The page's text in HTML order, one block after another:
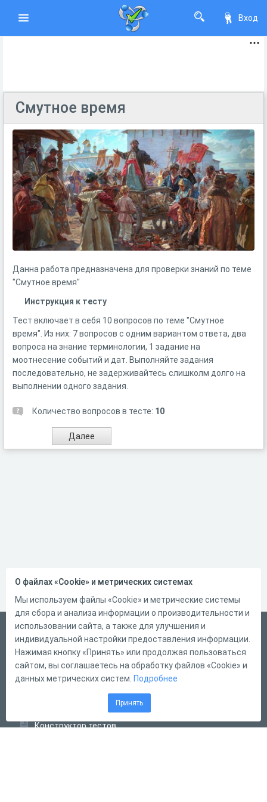
Вход
Смутное время
Данна работа предназначена для проверки знаний по теме
"Смутное время"
Инструкция к тесту
Тест включает в себя 10 вопросов по теме "Смутное
время". Из них: 7 вопросов с одним вариантом ответа, два
вопроса на знание терминологии, 1 задание на
моотнесение событий и дат. Выполняйте задания
последовательно, не задерживайтесь слишколм долго на
выполнении одного задания.
Количество вопросов в тесте: 10
Русский
Справка
Форма обратной связи
Конструктор тестов
О файлах «Cookie» и метрических системах
Мы используем файлы «Cookie» и метрические системы
для сбора и анализа информации о производительности и
использовании сайта, а также для улучшения и
индивидуальной настройки предоставления информации.
Нажимая кнопку «Принять» или продолжая пользоваться
сайтом, вы соглашаетесь на обработку файлов «Cookie» и
данных метрических систем. Подробнее
Принять